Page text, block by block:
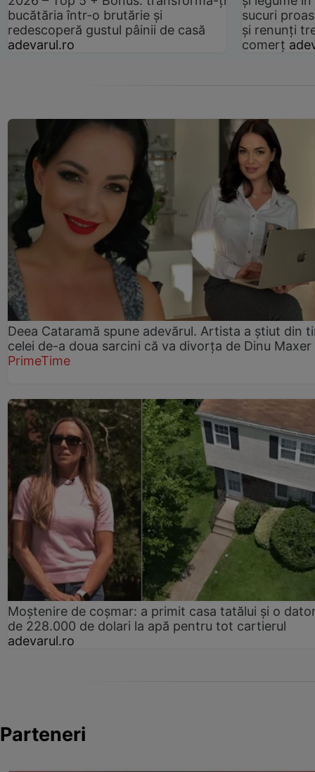
bucătăria într-o brutărie și
redescoperă gustul pâinii de casă
adevarul.ro
sucuri
și renunți
comerț
Deea Cataramă spune adevărul. Artista a știut din
celei de-a doua sarcini că va divorța de Dinu Maxer
PrimeTime
Moștenire de coșmar: a primit casa tatălui și o
de 228.000 de dolari la apă pentru tot cartierul
adevarul.ro
Parteneri